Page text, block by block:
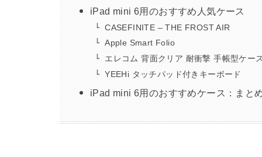
iPad mini 6用のおすすめ人気ケース
CASEFINITE – THE FROST AIR
Apple Smart Folio
エレコム 背面クリア 耐衝撃 手帳型ケー
YEEHi タッチパッド付きキーボード
iPad mini 6用のおすすめケース：まと